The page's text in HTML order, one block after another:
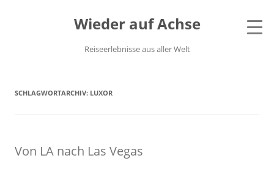
Wieder auf Achse
Reiseerlebnisse aus aller Welt
SCHLAGWORTARCHIV: LUXOR
Von LA nach Las Vegas